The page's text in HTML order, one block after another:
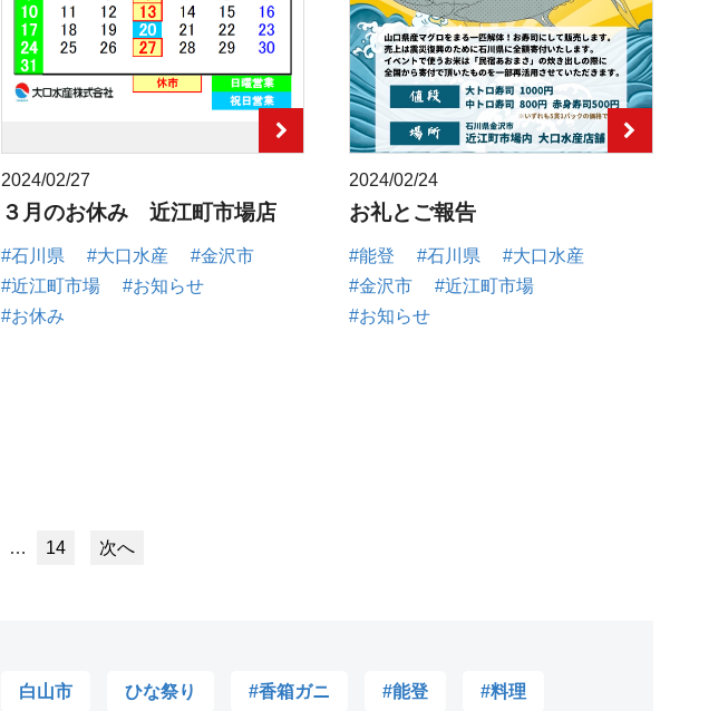
2024/02/27
３月のお休み 近江町市場店
#石川県 #大口水産
#金沢市
#近江町市場
#お知らせ
#お休み
2024/02/24
お礼とご報告
#能登 #石川県
#大口水産
#金沢市
#近江町市場
#お知らせ
… 14 次へ
白山市 ひな祭り #香箱ガニ #能登 #料理